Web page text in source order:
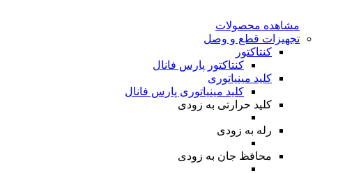
مشاهده محصولات
تجهیزات قطع و وصل
کنتاکتور
کنتاکتور پارس فانال
کلید مینیاتوری
کلید مینیاتوری پارس فانال
کلید حرارتی به زودی
رله به زودی
محافظ جان به زودی